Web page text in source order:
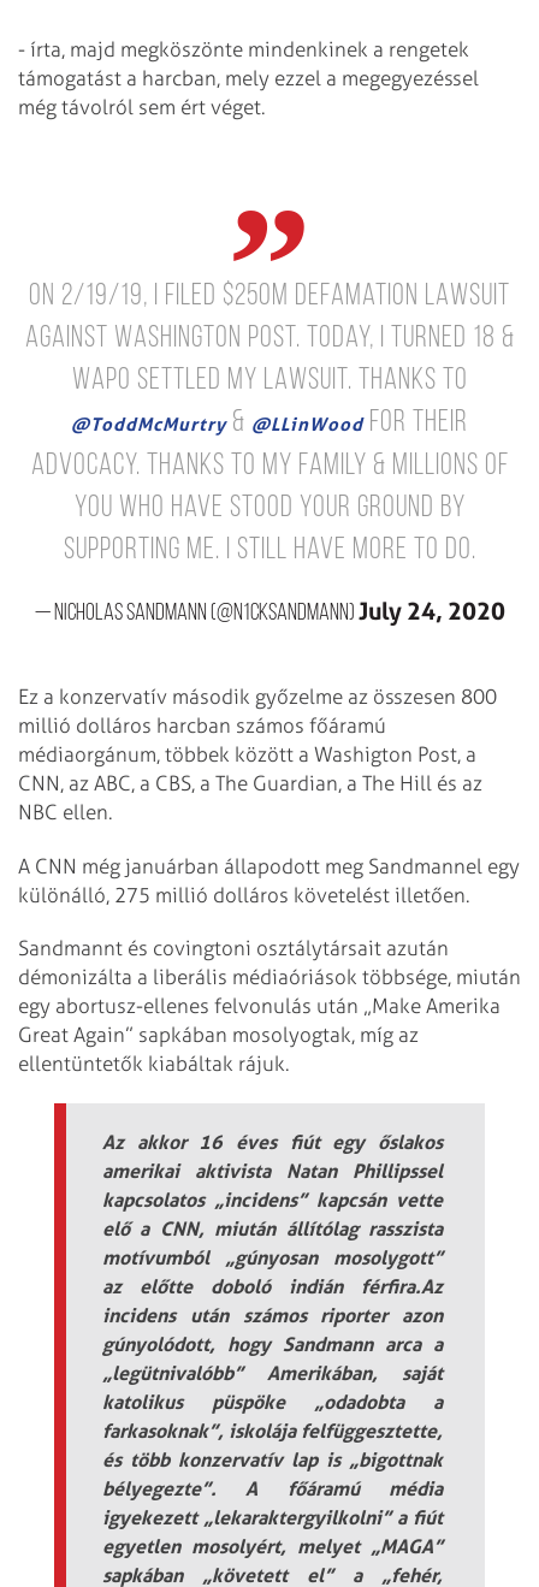
- írta, majd megköszönte mindenkinek a rengetek
támogatást a harcban, mely ezzel a megegyezéssel
még távolról sem ért véget.
On 2/19/19, I filed $250M defamation lawsuit
against Washington Post. Today, I turned 18 &
WaPo settled my lawsuit. Thanks to
@ToddMcMurtry& @LLinWoodfor their
advocacy. Thanks to my family & millions of
you who have stood your ground by
supporting me. I still have more to do.
— Nicholas Sandmann (@N1ckSandmann) July 24, 2020
Ez a konzervatív második győzelme az összesen 800
millió dolláros harcban számos főáramú
médiaorgánum, többek között a Washigton Post, a
CNN, az ABC, a CBS, a The Guardian, a The Hill és az
NBC ellen.
A CNN még januárban állapodott meg Sandmannel egy
különálló, 275 millió dolláros követelést illetően.
Sandmannt és covingtoni osztálytársait azután
démonizálta a liberális médiaóriások többsége, miután
egy abortusz-ellenes felvonulás után „Make Amerika
Great Again” sapkában mosolyogtak, míg az
ellentüntetők kiabáltak rájuk.
Az akkor 16 éves fiút egy őslakos
amerikai aktivista Natan Phillipssel
kapcsolatos „incidens” kapcsán vette
elő a CNN, miután állítólag rasszista
motívumból „gúnyosan mosolygott”
az előtte doboló indián férfira.Az
incidens után számos riporter azon
gúnyolódott, hogy Sandmann arca a
„legütnivalóbb” Amerikában, saját
katolikus püspöke „odadobta a
farkasoknak”, iskolája felfüggesztette,
és több konzervatív lap is „bigottnak
bélyegezte”. A főáramú média
igyekezett „lekaraktergyilkolni” a fiút
egyetlen mosolyért, melyet „MAGA”
sapkában „követett el” a „fehér,